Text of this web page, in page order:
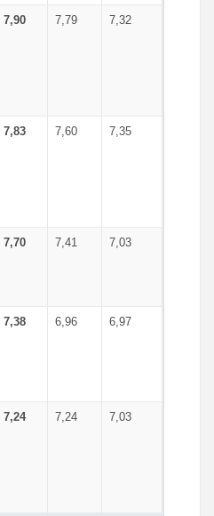
7,90 7,79 7,32
7,83 7,60 7,35
7,70 7,41 7,03
7,38 6,96 6,97
7,24 7,24 7,03